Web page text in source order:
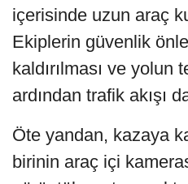
içerisinde uzun araç
Ekiplerin güvenlik
kaldırılması ve yolun
ardından trafik akışı
Öte yandan, kazaya
birinin araç içi